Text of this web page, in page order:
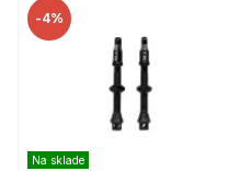
-4%
Na sklade